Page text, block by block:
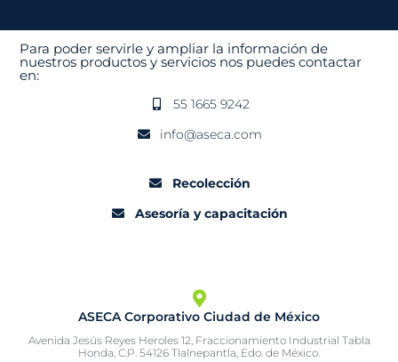
Para poder servirle y ampliar la información de
nuestros productos y servicios nos puedes contactar
en:
55 1665 9242
info@aseca.com
Recolección
Asesoría y capacitación
ASECA Corporativo Ciudad de México
Avenida Jesús Reyes Heroles 12, Fraccionamiento Industrial Tabla
Honda, C.P. 54126 Tlalnepantla, Edo. de México.